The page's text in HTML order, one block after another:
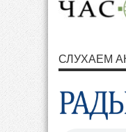
СЛУХАЕМ